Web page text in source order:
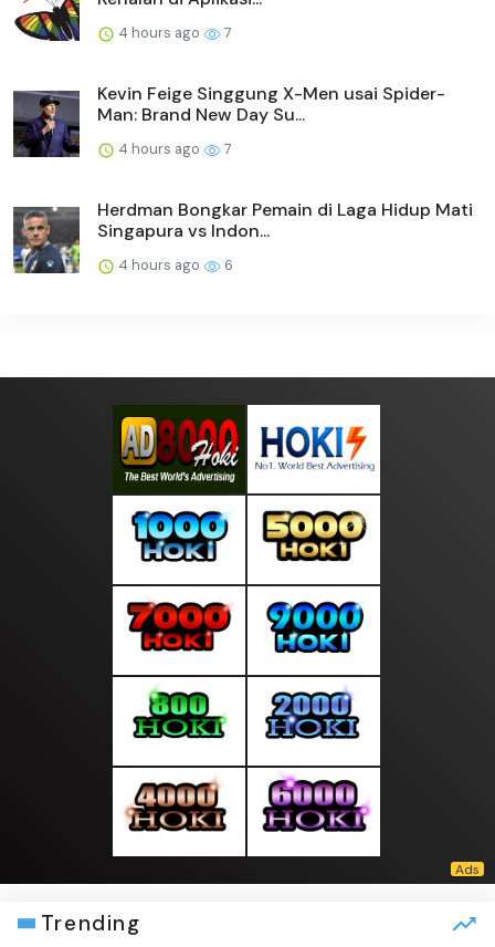
4 hours ago 7
Kevin Feige Singgung X-Men usai Spider-
Man: Brand New Day Su...
4 hours ago 7
Herdman Bongkar Pemain di Laga Hidup Mati
Singapura vs Indon...
4 hours ago 6
Trending